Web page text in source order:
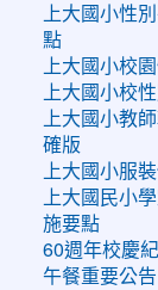
上大國小性
點
上大國小校
上大國小校
上大國小教
確版
上大國小服
上大國民小
施要點
60週年校慶
午餐重要公告